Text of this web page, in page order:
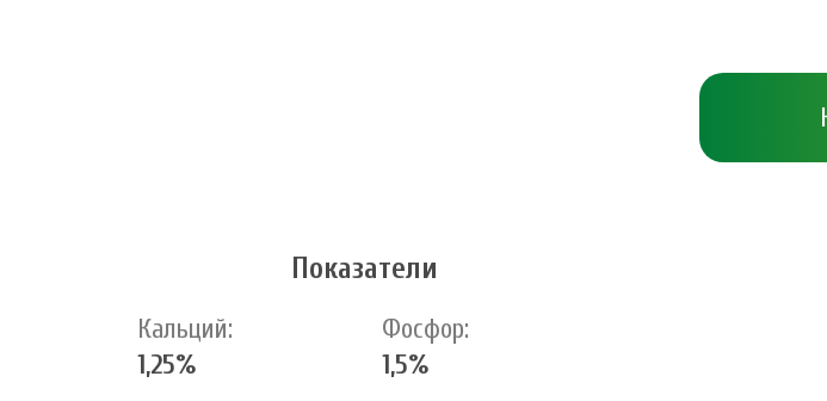
Показатели
Кальций:
1,25%
Фосфор:
1,5%